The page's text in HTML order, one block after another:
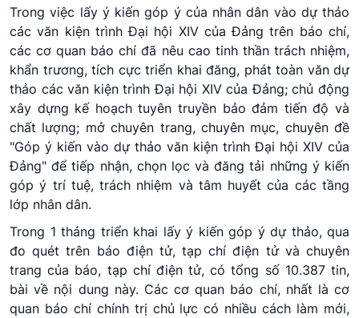
Trong việc lấy ý kiến góp ý của nhân dân vào dự thảo
các văn kiện trình Đại hội XIV của Đảng trên báo chí,
các cơ quan báo chí đã nêu cao tinh thần trách nhiệm,
khẩn trương, tích cực triển khai đăng, phát toàn văn dự
thảo các văn kiện trình Đại hội XIV của Đảng; chủ động
xây dựng kế hoạch tuyên truyền bảo đảm tiến độ và
chất lượng; mở chuyên trang, chuyên mục, chuyên đề
"Góp ý kiến vào dự thảo văn kiện trình Đại hội XIV của
Đảng" để tiếp nhận, chọn lọc và đăng tải những ý kiến
góp ý trí tuệ, trách nhiệm và tâm huyết của các tầng
lớp nhân dân.
Trong 1 tháng triển khai lấy ý kiến góp ý dự thảo, qua
đo quét trên báo điện tử, tạp chí điện tử và chuyên
trang của báo, tạp chí điện tử, có tổng số 10.387 tin,
bài về nội dung này. Các cơ quan báo chí, nhất là cơ
quan báo chí chính trị chủ lực có nhiều cách làm mới,